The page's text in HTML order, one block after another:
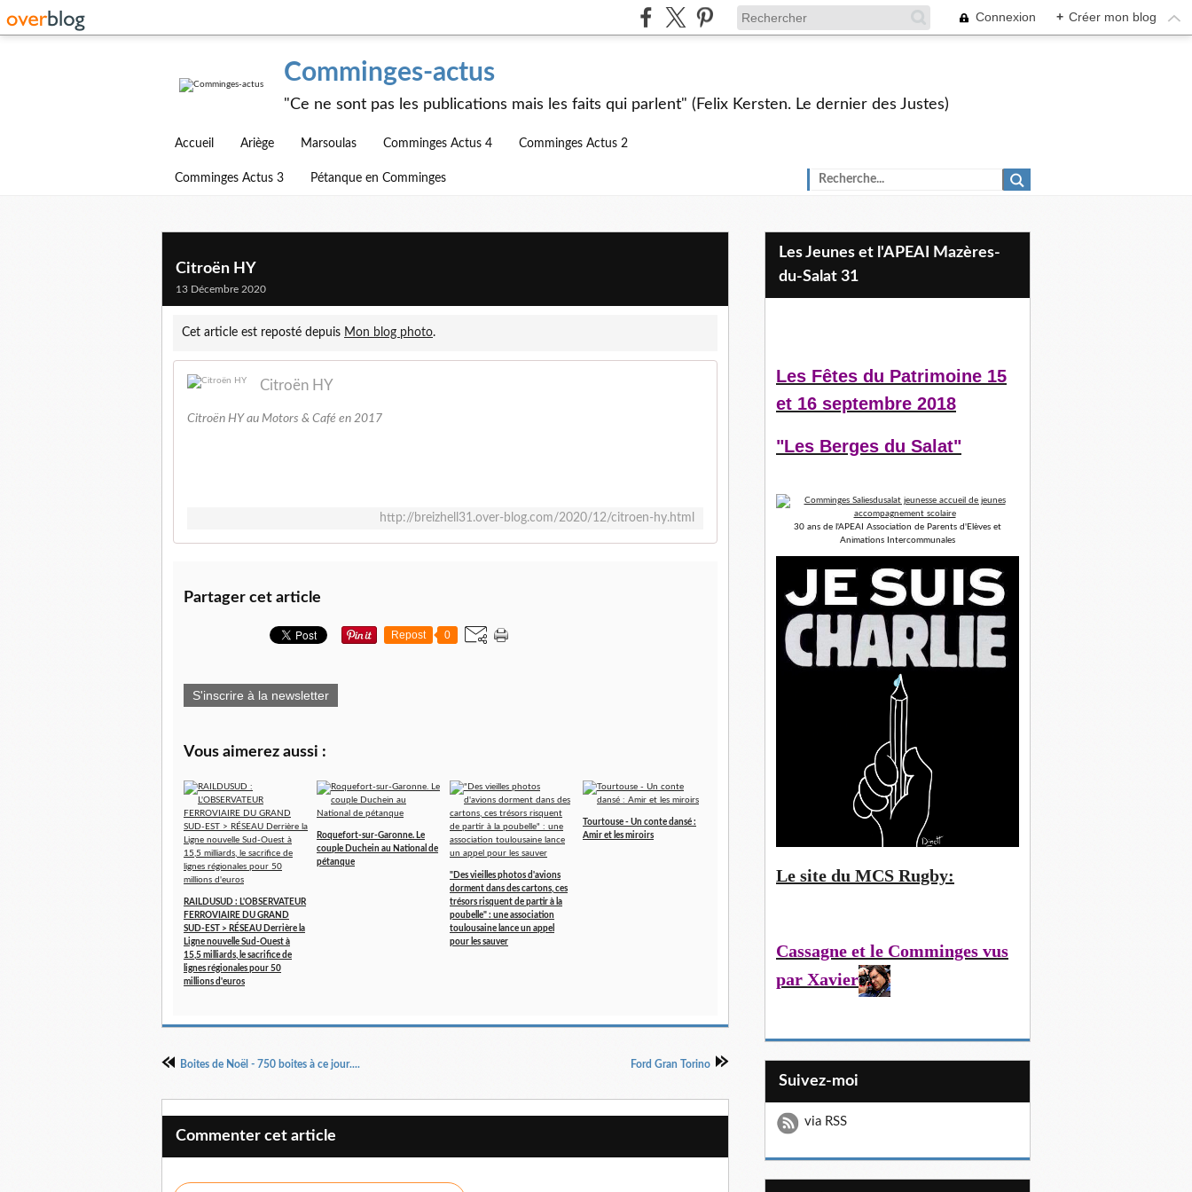
Connexion + Créer mon blog
Comminges-actus
"Ce ne sont pas les publications mais les faits qui parlent" (Felix Kersten. Le dernier des Justes)
Accueil Ariège Marsoulas Comminges Actus 4 Comminges Actus 2
Comminges Actus 3 Pétanque en Comminges
Citroën HY
13 Décembre 2020
Cet article est reposté depuis Mon blog photo.
Citroën HY
Citroën HY au Motors & Café en 2017
http://breizhell31.over-blog.com/2020/12/citroen-hy.html
Partager cet article
Repost 0
S'inscrire à la newsletter
Vous aimerez aussi :
RAILDUSUD : L'OBSERVATEUR
FERROVIAIRE DU GRAND
SUD-EST > RÉSEAU Derrière la
Ligne nouvelle Sud-Ouest à
15,5 milliards, le sacrifice de
lignes régionales pour 50
millions d'euros
Roquefort-sur-Garonne. Le
couple Duchein au National de
pétanque
"Des vieilles photos d'avions
dorment dans des cartons, ces
trésors risquent de partir à la
poubelle" : une association
toulousaine lance un appel
pour les sauver
Tourtouse - Un conte dansé :
Amir et les miroirs
Boites de Noël - 750 boites à ce jour.... Ford Gran Torino
Commenter cet article
Les Jeunes et l'APEAI Mazères-
du-Salat 31
Les Fêtes du Patrimoine 15
et 16 septembre 2018
"Les Berges du Salat"
30 ans de l'APEAI Association de Parents d'Elèves et
Animations Intercommunales
Le site du MCS Rugby:
Cassagne et le Comminges vus
par Xavier
Suivez-moi
via RSS